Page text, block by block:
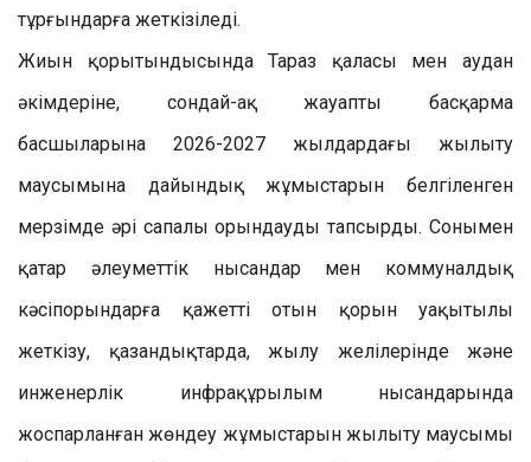
тұрғындарға жеткізіледі.
Жиын қорытындысында Тараз қаласы мен аудан
әкімдеріне, сондай-ақ жауапты басқарма
басшыларына 2026-2027 жылдардағы жылыту
маусымына дайындық жұмыстарын белгіленген
мерзімде әрі сапалы орындауды тапсырды. Сонымен
қатар әлеуметтік нысандар мен коммуналдық
кәсіпорындарға қажетті отын қорын уақытылы
жеткізу, қазандықтарда, жылу желілерінде және
инженерлік инфрақұрылым нысандарында
жоспарланған жөндеу жұмыстарын жылыту маусымы